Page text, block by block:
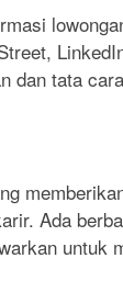
dan tata
Ada
untuk